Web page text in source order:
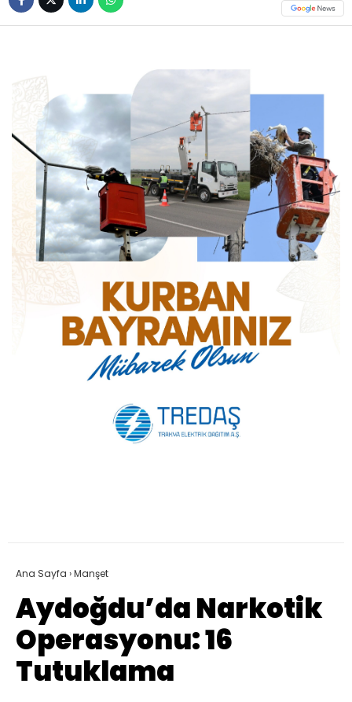
Ana Sayfa ›Manşet
Aydoğdu’da Narkotik
Operasyonu: 16
Tutuklama